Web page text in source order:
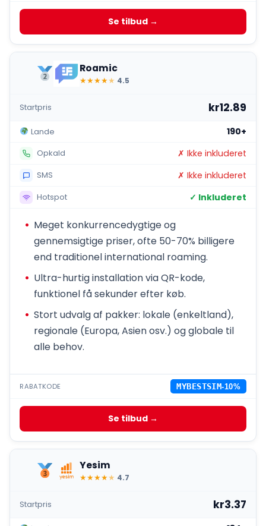
Se tilbud →
Roamic
★★★★★ 4.5
Startpris kr12.89
Lande 190+
Opkald ✗ Ikke inkluderet
SMS ✗ Ikke inkluderet
Hotspot ✓ Inkluderet
Meget konkurrencedygtige og
gennemsigtige priser, ofte 50-70% billigere
end traditionel international roaming.
Ultra-hurtig installation via QR-kode,
funktionel få sekunder efter køb.
Stort udvalg af pakker: lokale (enkeltland),
regionale (Europa, Asien osv.) og globale til
alle behov.
RABATKODE MYBESTSIM-10%
Se tilbud →
Yesim
★★★★★ 4.7
Startpris kr3.37